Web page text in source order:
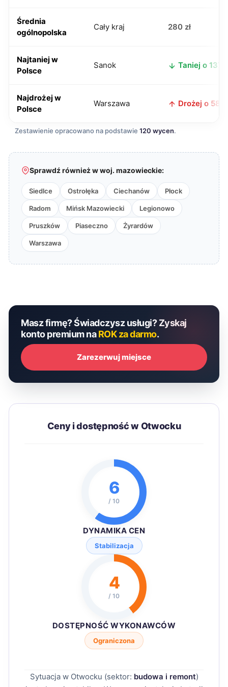
Średnia
ogólnopolska
Cały kraj 280 zł
Najtaniej w
Polsce
Sanok Taniej o 137
Najdrożej w
Polsce
Warszawa Drożej o 58 zł
Zestawienie opracowano na podstawie 120 wycen.
Sprawdź również w woj. mazowieckie:
Siedlce Ostrołęka Ciechanów Płock
Radom Mińsk Mazowiecki Legionowo
Pruszków Piaseczno Żyrardów
Warszawa
Masz firmę? Świadczysz usługi? Zyskaj
konto premium naROK za darmo.
Zarezerwuj miejsce
Ceny i dostępność w Otwocku
6
/ 10
DYNAMIKA CEN
Stabilizacja
4
/ 10
DOSTĘPNOŚĆ WYKONAWCÓW
Ograniczona
Sytuacja w Otwocku (sektor: budowa i remont)